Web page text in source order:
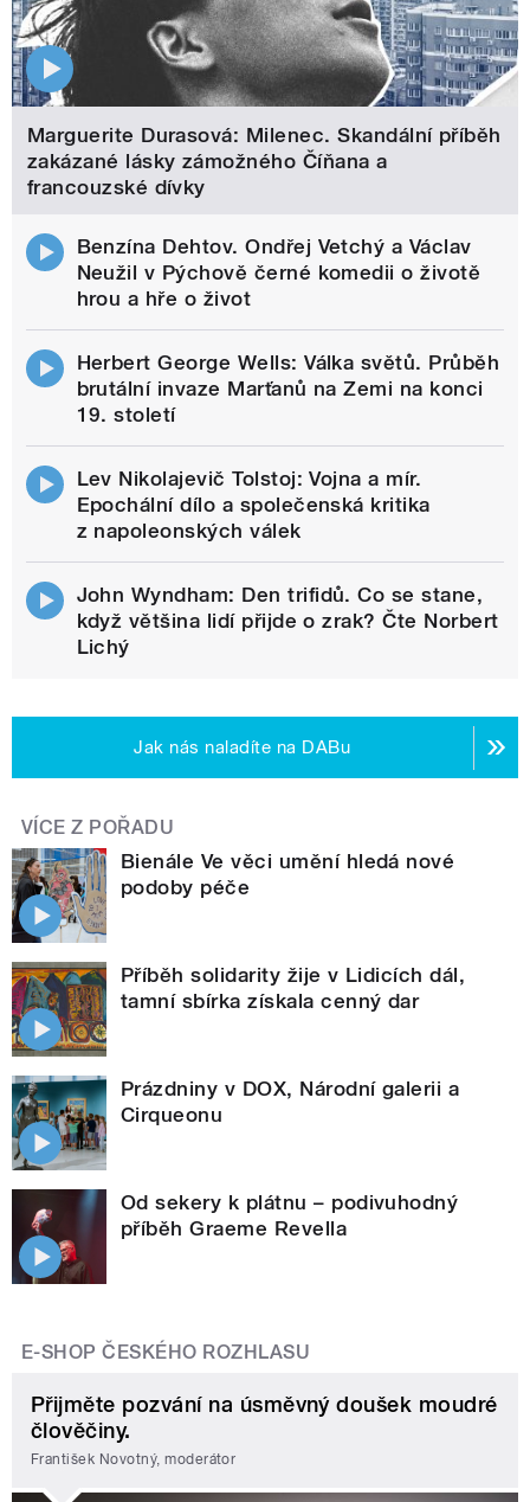
Marguerite Durasová: Milenec. Skandální příběh
zakázané lásky zámožného Číňana a
francouzské dívky
Benzína Dehtov. Ondřej Vetchý a Václav
Neužil v Pýchově černé komedii o životě
hrou a hře o život
Herbert George Wells: Válka světů. Průběh
brutální invaze Marťanů na Zemi na konci
19. století
Lev Nikolajevič Tolstoj: Vojna a mír.
Epochální dílo a společenská kritika
z napoleonských válek
John Wyndham: Den trifidů. Co se stane,
když většina lidí přijde o zrak? Čte Norbert
Lichý
Jak nás naladíte na DABu
VÍCE Z POŘADU
Bienále Ve věci umění hledá nové
podoby péče
Příběh solidarity žije v Lidicích dál,
tamní sbírka získala cenný dar
Prázdniny v DOX, Národní galerii a
Cirqueonu
Od sekery k plátnu – podivuhodný
příběh Graeme Revella
E-SHOP ČESKÉHO ROZHLASU
Přijměte pozvání na úsměvný doušek moudré
člověčiny.
František Novotný, moderátor